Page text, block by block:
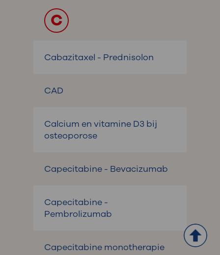
C
Cabazitaxel - Prednisolon
CAD
Calcium en vitamine D3 bij
osteoporose
Capecitabine - Bevacizumab
Capecitabine -
Pembrolizumab
Capecitabine monotherapie